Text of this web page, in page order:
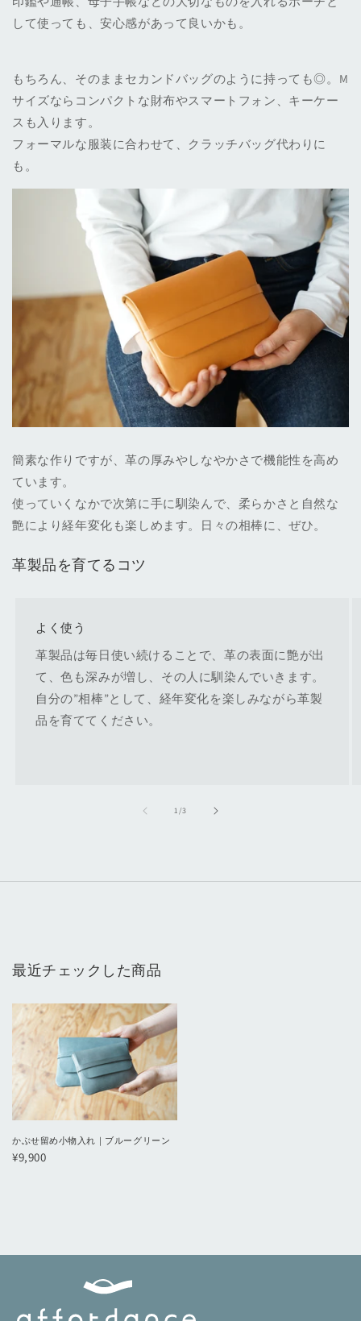
して使っても、安心感があって良いかも。
もちろん、そのままセカンドバッグのように持っても◎。M
サイズならコンパクトな財布やスマートフォン、キーケー
スも入ります。
フォーマルな服装に合わせて、クラッチバッグ代わりに
も。
簡素な作りですが、革の厚みやしなやかさで機能性を高め
ています。
使っていくなかで次第に手に馴染んで、柔らかさと自然な
艶により経年変化も楽しめます。日々の相棒に、ぜひ。
革製品を育てるコツ
よく使う
革製品は毎日使い続けることで、革の表面に艶が出
て、色も深みが増し、その人に馴染んでいきます。
自分の”相棒”として、経年変化を楽しみながら革製
品を育ててください。
1/の
3
最近チェックした商品
かぶせ留め小物入れ｜ブルーグリーン
¥9,900